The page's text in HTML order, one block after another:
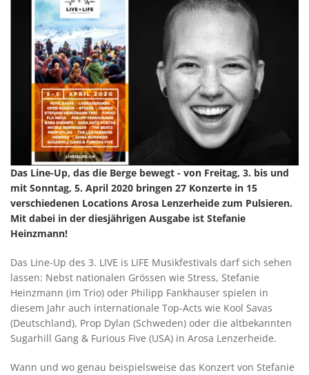
Das Line-Up, das die Berge bewegt - von Freitag, 3. bis und
mit Sonntag, 5. April 2020 bringen 27 Konzerte in 15
verschiedenen Locations Arosa Lenzerheide zum Pulsieren.
Mit dabei in der diesjährigen Ausgabe ist Stefanie
Heinzmann!
Das Line-Up des 3. LIVE is LIFE Musikfestivals darf sich sehen
lassen: Nebst nationalen Grössen wie Stress, Stefanie
Heinzmann (im Trio) oder Philipp Fankhauser spielen in
diesem Jahr auch internationale Top-Acts wie Kool Savas
(Deutschland), Prop Dylan (Schweden) oder die altbekannten
Sugarhill Gang & Furious Five (USA) in Arosa Lenzerheide.
Wann und wo genau beispielsweise das Konzert von Stefanie